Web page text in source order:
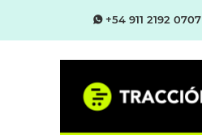
+54 911 2192 0707